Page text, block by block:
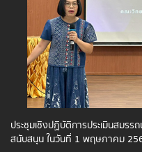
ประชุมเชิงปฏิบัติการประเมินสมร
สนับสนุน ในวันที่ 1 พฤษภาคม